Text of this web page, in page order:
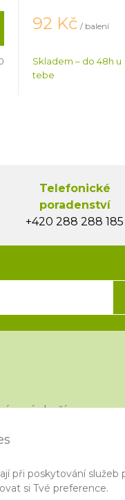
při poskytování služeb
si Tvé preference.
92 Kč / balení
Skladem – do 48h u
tebe
Telefonické
poradenství
+420 288 288 185
zboží